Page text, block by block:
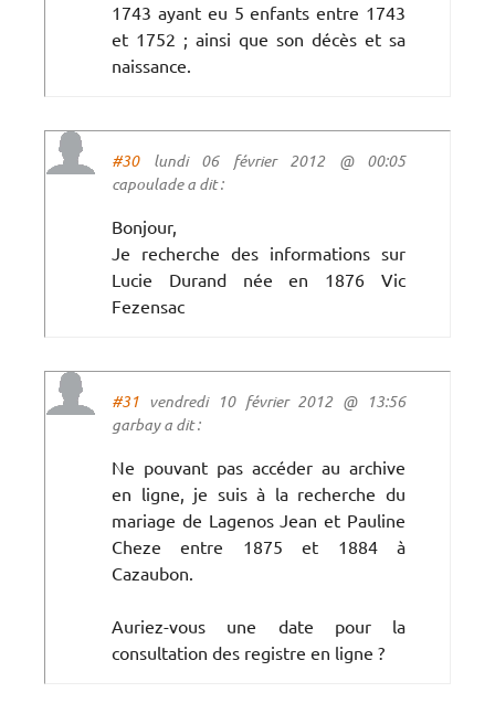
1743 ayant eu 5 enfants entre 1743
et 1752 ; ainsi que son décès et sa
naissance.
#30lundi 06 février 2012 @ 00:05
capoulade a dit :
Bonjour,
Je recherche des informations sur
Lucie Durand née en 1876 Vic
Fezensac
#31 vendredi 10 février 2012 @ 13:56
garbay a dit :
Ne pouvant pas accéder au archive
en ligne, je suis à la recherche du
mariage de Lagenos Jean et Pauline
Cheze entre 1875 et 1884 à
Cazaubon.
Auriez-vous une date pour la
consultation des registre en ligne ?